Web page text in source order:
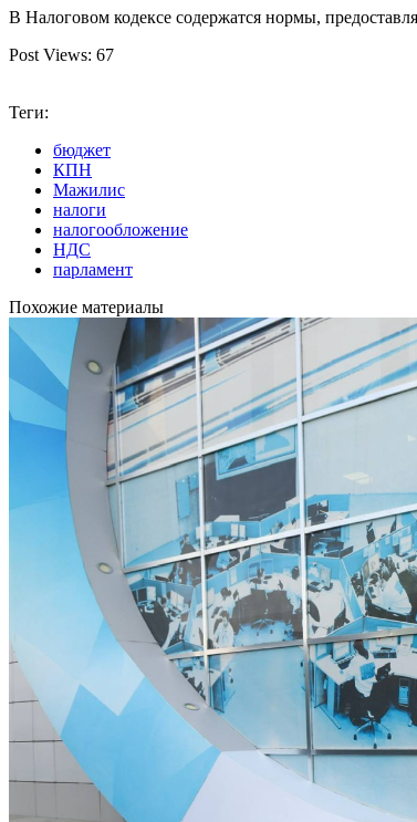
В Налоговом кодексе содержатся нормы,
Post Views: 67
Теги:
бюджет
КПН
Мажилис
налоги
налогообложение
НДС
парламент
Похожие материалы